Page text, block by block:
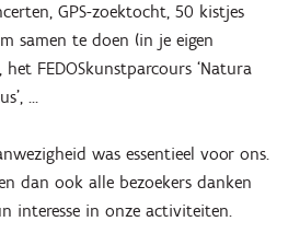
GPS-zoektocht, 50 kistjes
samen te doen (in je eigen
het FEDOSkunstparcours ‘Natura
…
was essentieel voor ons.
dan ook alle bezoekers danken
interesse in onze activiteiten.